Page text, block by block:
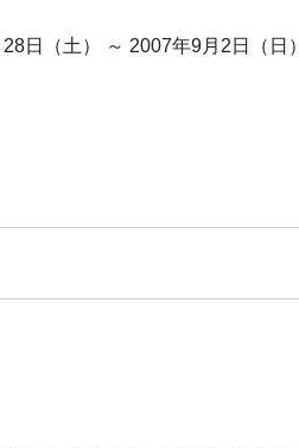
日（土） ～ 2007年9月2日（日）